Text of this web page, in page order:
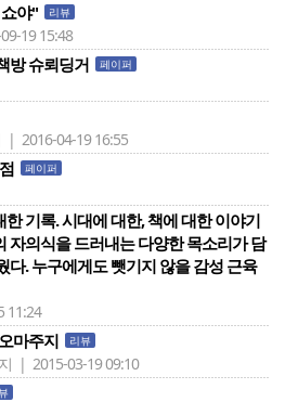
야" 리뷰
19 15:48
방 슈뢰딩거 페이퍼
| 2016-04-19 16:55
페이퍼
기록. 시대에 대한, 책에 대한 이야기
자의식을 드러내는 다양한 목소리가 담
다. 누구에게도 뺏기지 않을 감성 근육
11:24
마주지 리뷰
| 2015-03-19 09:10